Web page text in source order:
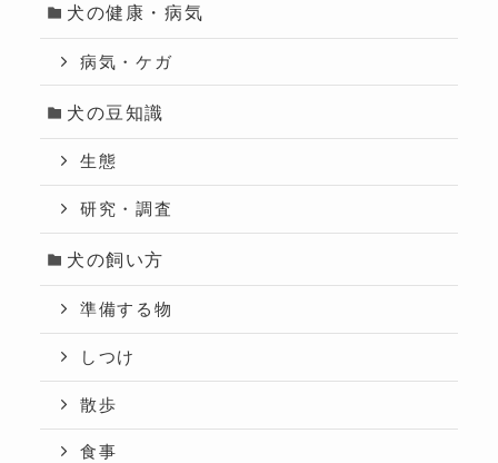
犬の健康・病気
病気・ケガ
犬の豆知識
生態
研究・調査
犬の飼い方
準備する物
しつけ
散歩
食事